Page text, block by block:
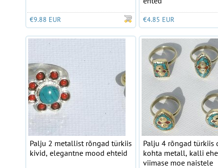
€9.88 EUR €4.85 EUR
Palju 2 metallist rõngad türkiis
kivid, elegantne mood ehteid
Palju 4 rõngad türkiis
kohta metall, kalli
viimase moe naistele